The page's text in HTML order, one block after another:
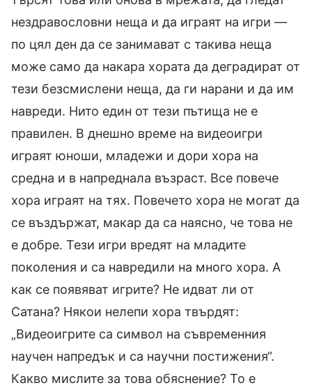
нездравословни неща и да играят на игри —
по цял ден да се занимават с такива неща
може само да накара хората да деградират от
тези безсмислени неща, да ги нарани и да им
навреди. Нито един от тези пътища не е
правилен. В днешно време на видеоигри
играят юноши, младежи и дори хора на
средна и в напреднала възраст. Все повече
хора играят на тях. Повечето хора не могат да
се въздържат, макар да са наясно, че това не
е добре. Тези игри вредят на младите
поколения и са навредили на много хора. А
как се появяват игрите? Не идват ли от
Сатана? Някои нелепи хора твърдят:
„Видеоигрите са символ на съвременния
научен напредък и са научни постижения“.
Какво мислите за това обяснение? То е